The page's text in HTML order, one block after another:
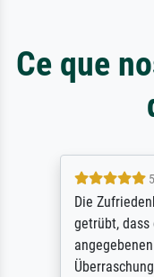
Ce que
Die
getrübt,